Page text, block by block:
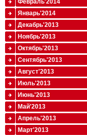
Февраль'2014
Январь'2014
Декабрь'2013
Ноябрь'2013
Октябрь'2013
Сентябрь'2013
Август'2013
Июль'2013
Июнь'2013
Май'2013
Апрель'2013
Март'2013